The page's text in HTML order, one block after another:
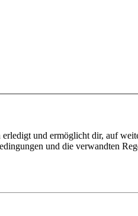
und ermöglicht dir, auf
und die verwandten